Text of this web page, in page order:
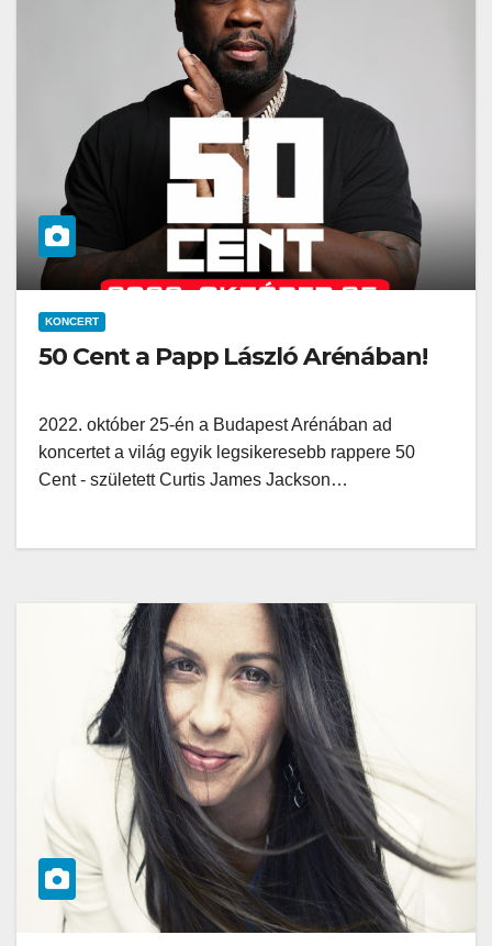
KONCERT
50 Cent a Papp László Arénában!
2022. október 25-én a Budapest Arénában ad
koncertet a világ egyik legsikeresebb rappere 50
Cent - született Curtis James Jackson…